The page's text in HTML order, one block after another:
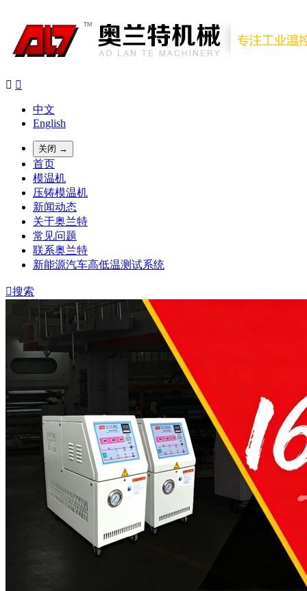
 
中文
English
关闭 →
首页
模温机
压铸模温机
新闻动态
关于奥兰特
常见问题
联系奥兰特
新能源汽车高低温测试系统
搜索